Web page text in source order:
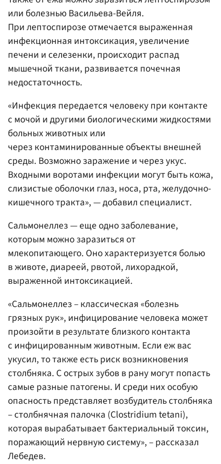
или болезнью Васильева-Вейля.
При лептоспирозе отмечается выраженная
инфекционная интоксикация, увеличение
печени и селезенки, происходит распад
мышечной ткани, развивается почечная
недостаточность.
«Инфекция передается человеку при контакте
с мочой и другими биологическими жидкостями
больных животных или
через контаминированные объекты внешней
среды. Возможно заражение и через укус.
Входными воротами инфекции могут быть кожа,
слизистые оболочки глаз, носа, рта, желудочно-
кишечного тракта», — добавил специалист.
Сальмонеллез — еще одно заболевание,
которым можно заразиться от
млекопитающего. Оно характеризуется болью
в животе, диареей, рвотой, лихорадкой,
выраженной интоксикацией.
«Сальмонеллез – классическая «болезнь
грязных рук», инфицирование человека может
произойти в результате близкого контакта
с инфицированным животным. Если еж вас
укусил, то также есть риск возникновения
столбняка. С острых зубов в рану могут попасть
самые разные патогены. И среди них особую
опасность представляет возбудитель столбняка
– столбнячная палочка (Clostridium tetani),
которая вырабатывает бактериальный токсин,
поражающий нервную систему», – рассказал
Лебедев.